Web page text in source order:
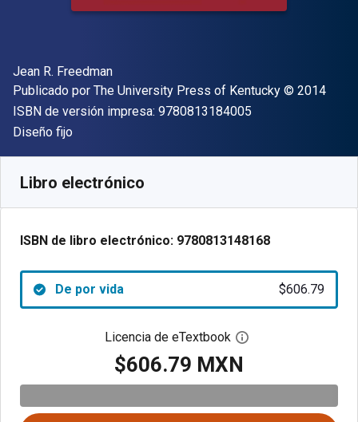
Autor(es)
Jean R. Freedman
Editor
Publicado por The University Press of Kentucky Copyright
© 2014
ISBN de versión impresa: 9780813184005
Formato
Diseño fijo
Libro electrónico
ISBN de libro electrónico: 9780813148168
De por vida $606.79
Licencia de eTextbook Abre el cuadro de
$606.79 MXN